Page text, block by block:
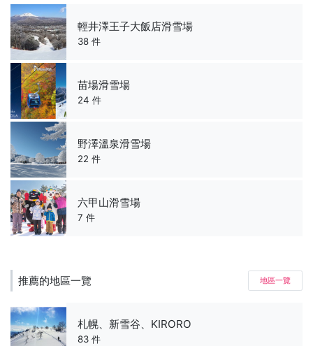
輕井澤王子大飯店滑雪場
38 件
苗場滑雪場
24 件
野澤溫泉滑雪場
22 件
六甲山滑雪場
7 件
推薦的地區一覽 地區一覽
札幌、新雪谷、KIRORO
83 件